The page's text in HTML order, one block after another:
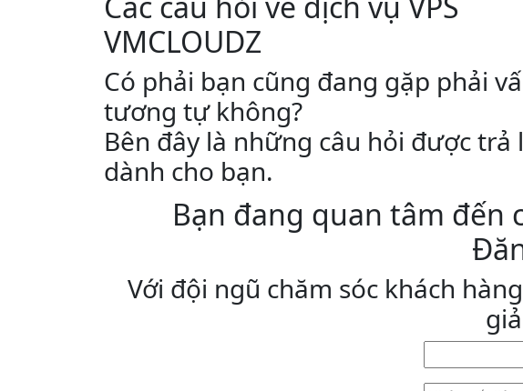
VMCLOUDZ
Có phải bạn cũng đang gặp phải
tương tự không?
Bên đây là những câu hỏi được trả
dành cho bạn.
Bạn đang quan tâm đến
Với đội ngũ chăm sóc khách